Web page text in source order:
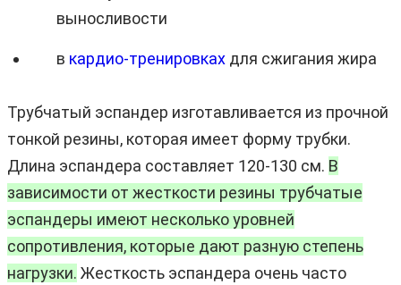
выносливости
в кардио-тренировках для сжигания жира
Трубчатый эспандер изготавливается из прочной
тонкой резины, которая имеет форму трубки.
Длина эспандера составляет 120-130 см. В
зависимости от жесткости резины трубчатые
эспандеры имеют несколько уровней
сопротивления, которые дают разную степень
нагрузки. Жесткость эспандера очень часто